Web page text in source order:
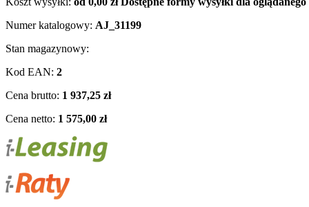
Numer katalogowy: AJ_31199
Stan magazynowy:
Kod EAN: 2
Cena brutto: 1 937,25 zł
Cena netto: 1 575,00 zł